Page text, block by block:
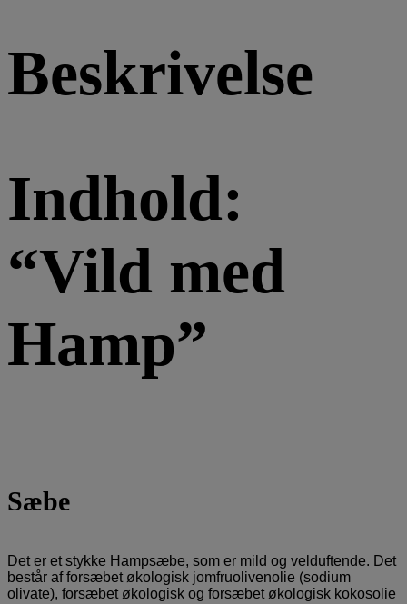
Beskrivelse
Indhold:
“Vild med
Hamp”
Sæbe
Det er et stykke Hampsæbe, som er mild og velduftende. Det
består af forsæbet økologisk jomfruolivenolie (sodium
olivate), forsæbet økologisk og forsæbet økologisk kokosolie